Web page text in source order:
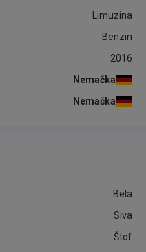
Limuzina
Benzin
2016
Nemačka
Nemačka
Bela
Siva
Štof